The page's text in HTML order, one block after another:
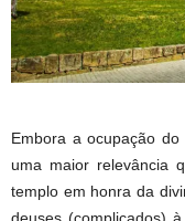
Embora a ocupação
uma maior relevância
templo em honra da
deuses (complicados)